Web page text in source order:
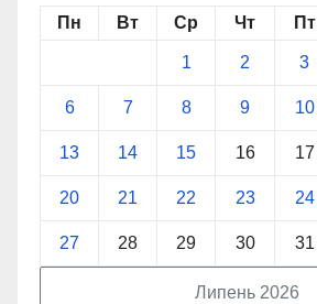
Липень 2026
Пн Вт Ср Чт Пт
1 2 3
6 7 8 9 10
13 14 15 16 17
20 21 22 23 24
27 28 29 30 31